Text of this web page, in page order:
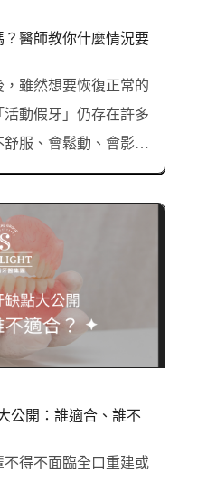
醫師教你什麼情況要
雖然想要恢復正常的
動假牙」仍存在許多
服、會鬆動、會影響
些都是常見的初期現
與保養方式，就能輕
常被問到的問題與專
、正確適應活動假
公開：誰適合、誰不
得不面臨全口重建或